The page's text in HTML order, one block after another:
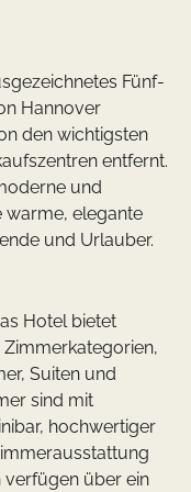
Fünf-
Hannover
den wichtigsten
entfernt.
und
warme, elegante
und Urlauber.
Hotel bietet
Suiten und
sind mit
hochwertiger
verfügen über ein